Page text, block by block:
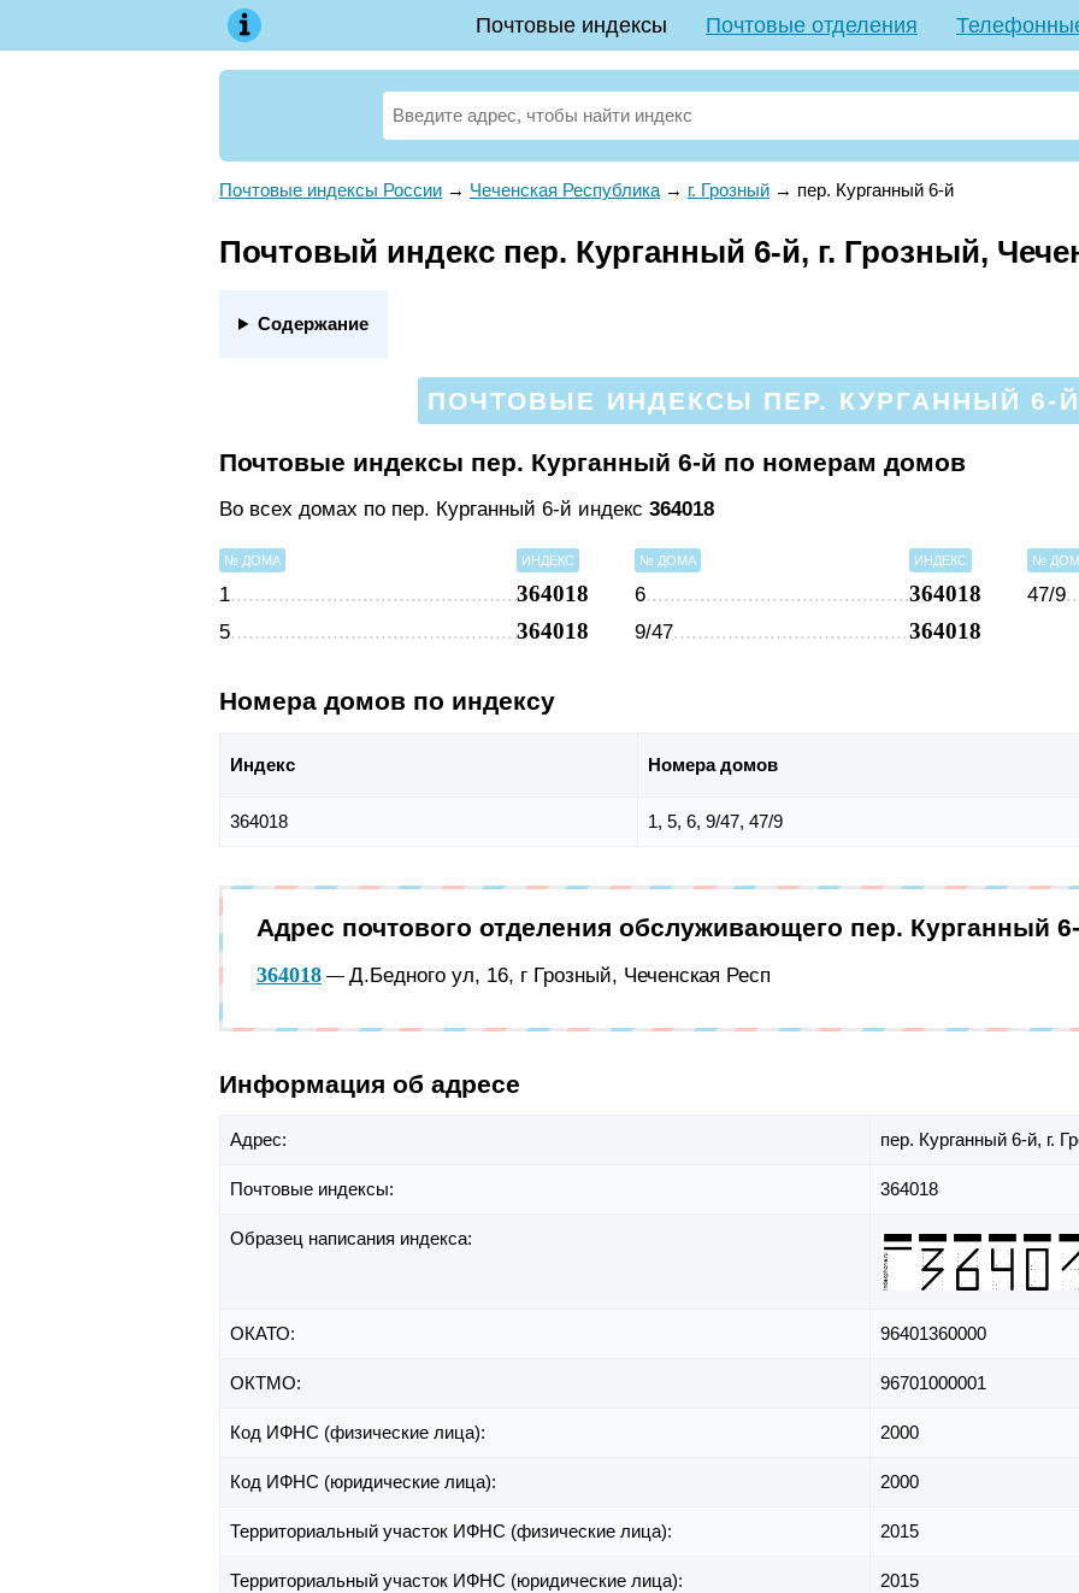
Почтовые индексы Почтовые отделения
Почтовые индексы России → Чеченская Республика → г. Грозный → пер. Курганный 6-й
Почтовый индекс пер. Курганный 6-й, г. Грозный,
Содержание
ПОЧТОВЫЕ ИНДЕКСЫ ПЕР. КУРГАННЫЙ 6-Й
Почтовые индексы пер. Курганный 6-й по номерам домов
Во всех домах по пер. Курганный 6-й индекс 364018
№ ДОМА ИНДЕКС
1 364018
5 364018
№ ДОМА ИНДЕКС
6 364018
9/47 364018
№
47/9
Номера домов по индексу
Индекс Номера домов
364018 1, 5, 6, 9/47, 47/9
Адрес почтового отделения обслуживающего пер. Курганный
364018 — Д.Бедного ул, 16, г Грозный, Чеченская Респ
Информация об адресе
Адрес: пер. Курганный 6-й, г.
Почтовые индексы: 364018
Образец написания индекса:
ОКАТО: 96401360000
ОКТМО: 96701000001
Код ИФНС (физические лица): 2000
Код ИФНС (юридические лица): 2000
Территориальный участок ИФНС (физические лица): 2015
Территориальный участок ИФНС (юридические лица): 2015